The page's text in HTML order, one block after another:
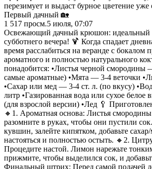
перезимует и выдаст бурное цветение
Первый дачный 🏡
1 517 просм.5 июля, 07:07
Освежающий дачный крюшон: идеальный
субботнего вечера! 🍹 Когда спадает
время расслабиться на веранде с бокалом
ароматного и полностью натурального
понадобится: •Листья черной смородины
самые ароматные) •Мята — 3-4 веточки
•Сахар или мед — 3-4 ст. л. (по вкусу)
литр •Газированная вода или сухое
(для взрослой версии) •Лед 🥄
🔸1. Ароматная основа: Листья смородины
разомните в руках, чтобы они пустили
кувшин, залейте кипятком, добавьте
настояться и полностью остыть. 🔸2.
Процедите настой. Лимон нарежьте
прижмите, чтобы выделился сок, и
Финальный штрих: Перед самой подачей